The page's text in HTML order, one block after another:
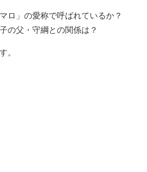
ロ」の愛称で呼ばれているか？
の父・守綱との関係は？
。